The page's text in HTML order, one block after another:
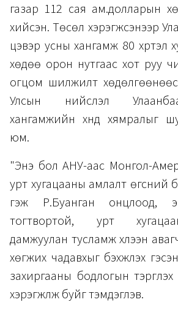
газар 112 сая ам.долларын
хийсэн. Төсөл хэрэгжсэнээр
цэвэр усны хангамж 80 хүртэл
хөдөө орон нутгаас хот руу
огцом шилжилт хөдөлгөөнөөс
Улсын нийслэл
хангамжийн хүнд хямралыг
юм.
"Энэ бол АНУ-аас Монгол-
урт хугацааны амлалт өгсний
гэж Р.Буанган онцлоод,
тогтвортой, урт
дамжуулан тусламж хүлээн
хөгжих чадавхыг бэхжүүлэх
захиргааны бодлогын
хэрэгжүүлж буйг тэмдэглэв.